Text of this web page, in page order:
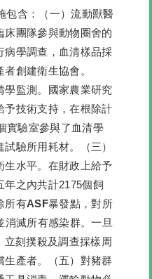
含：
（一）流動獸醫
床團隊參與動物圈舍的
病學調查，血清樣品採
創建衛生協會。
監測。 國家農業研究
予技術支持，在根除計
實驗室參與了血清學
驗所用耗材。
（三）
水平。 在財政上給予
年之內共計2175個飼
所有ASF暴發點，對所
消滅所有感染群。一旦
立刻撲殺及調查採樣周
產者。
（五）對豬群